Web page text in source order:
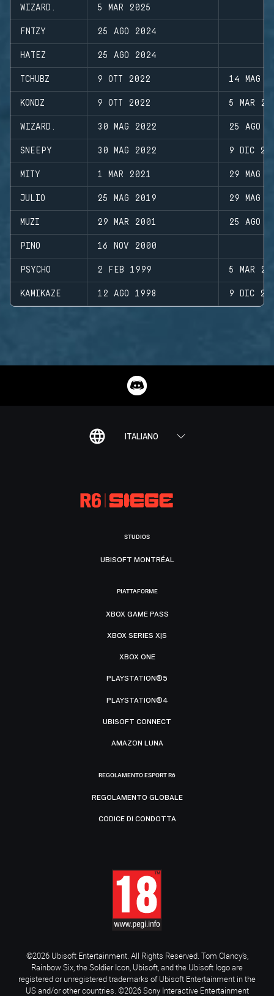
WIZARD. 5 MAR 2025
FNTZY 25 AGO 2024
HATEZ 25 AGO 2024
TCHUBZ 9 OTT 2022 14 MAG
KONDZ 9 OTT 2022 5 MAR
WIZARD. 30 MAG 2022 25 AGO
SNEEPY 30 MAG 2022 9 DIC
MITY 1 MAR 2021 29 MAG
JULIO 25 MAG 2019 29 MAG
MUZI 29 MAR 2001 25 AGO
PINO 16 NOV 2000
PSYCHO 2 FEB 1999 5 MAR
KAMIKAZE 12 AGO 1998 9 DIC
ITALIANO
STUDIOS
UBISOFT MONTRÉAL
PIATTAFORME
XBOX GAME PASS
XBOX SERIES X|S
XBOX ONE
PLAYSTATION®5
PLAYSTATION®4
UBISOFT CONNECT
AMAZON LUNA
REGOLAMENTO ESPORT R6
REGOLAMENTO GLOBALE
CODICE DI CONDOTTA
©2026 Ubisoft Entertainment. All Rights Reserved. Tom Clancy’s,
Rainbow Six, the Soldier Icon, Ubisoft, and the Ubisoft logo are
registered or unregistered trademarks of Ubisoft Entertainment in the
US and/or other countries. ©2026 Sony Interactive Entertainment